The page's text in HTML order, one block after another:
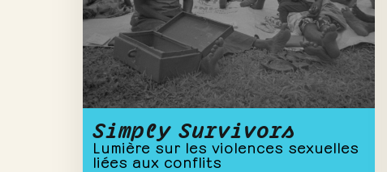
Simply Survivors
Lumière sur les violences sexuelles
liées aux conflits